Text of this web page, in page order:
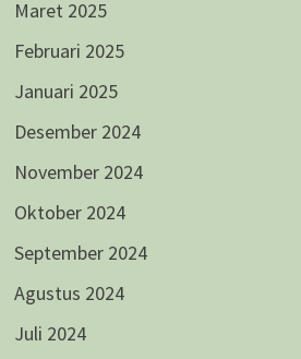
Maret 2025
Februari 2025
Januari 2025
Desember 2024
November 2024
Oktober 2024
September 2024
Agustus 2024
Juli 2024